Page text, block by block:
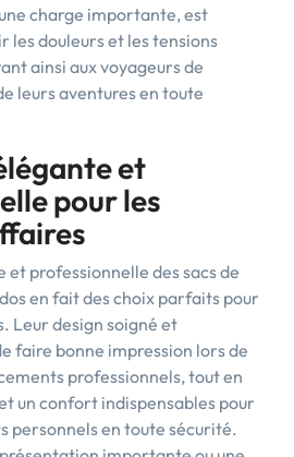
charge importante, est
les douleurs et les tensions
ainsi aux voyageurs de
leurs aventures en toute
et
pour les
et professionnelle des sacs de
en fait des choix parfaits pour
Leur design soigné et
faire bonne impression lors de
professionnels, tout en
un confort indispensables pour
personnels en toute sécurité.